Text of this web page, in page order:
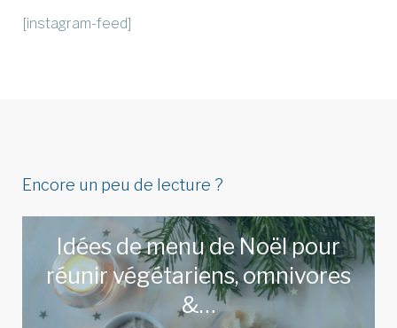
[instagram-feed]
Encore un peu de lecture ?
Idées de menu de Noël pour
réunir végétariens, omnivores
&…